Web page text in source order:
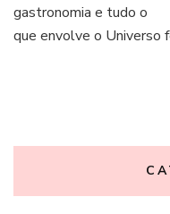
gastronomia e tudo o
que envolve o Universo